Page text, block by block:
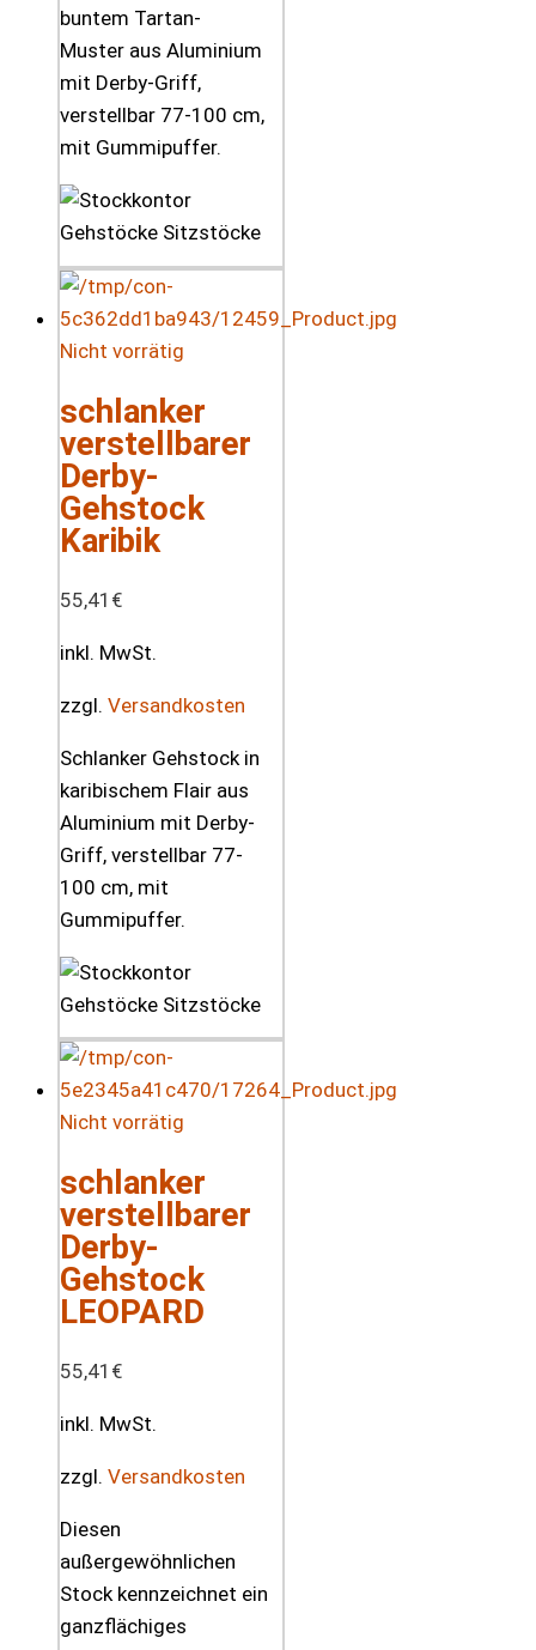
buntem Tartan-
Muster aus Aluminium
mit Derby-Griff,
verstellbar 77-100 cm,
mit Gummipuffer.
Nicht vorrätig
schlanker
verstellbarer
Derby-
Gehstock
Karibik
55,41 €
inkl. MwSt.
zzgl. Versandkosten
Schlanker Gehstock in
karibischem Flair aus
Aluminium mit Derby-
Griff, verstellbar 77-
100 cm, mit
Gummipuffer.
Nicht vorrätig
schlanker
verstellbarer
Derby-
Gehstock
LEOPARD
55,41 €
inkl. MwSt.
zzgl. Versandkosten
Diesen
außergewöhnlichen
Stock kennzeichnet ein
ganzflächiges